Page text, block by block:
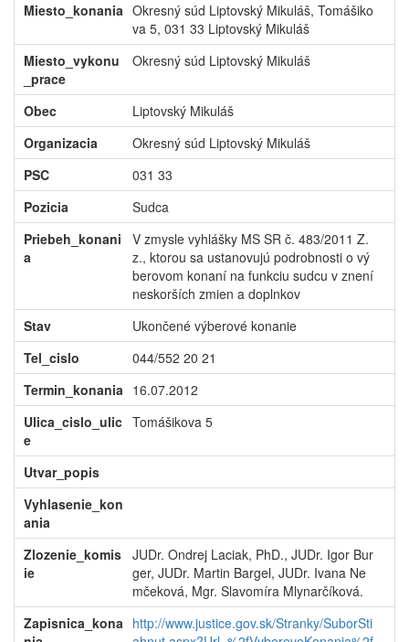
Miesto_konania Okresný súd Liptovský Mikuláš, Tomášiko
va 5, 031 33 Liptovský Mikuláš
Miesto_vykonu
_prace
Okresný súd Liptovský Mikuláš
Obec
Liptovský Mikuláš
Organizacia
Okresný súd Liptovský Mikuláš
PSC
031 33
Pozicia
Sudca
Priebeh_konani
a
V zmysle vyhlášky MS SR č. 483/2011 Z.
z., ktorou sa ustanovujú podrobnosti o vý
berovom konaní na funkciu sudcu v znení
neskorších zmien a doplnkov
Stav
Ukončené výberové konanie
Tel_cislo
044/552 20 21
Termin_konania 16.07.2012
Ulica_cislo_ulic
e
Tomášikova 5
Utvar_popis
Vyhlasenie_kon
ania
Zlozenie_komis
ie
JUDr. Ondrej Laciak, PhD., JUDr. Igor Bur
ger, JUDr. Martin Bargel, JUDr. Ivana Ne
mčeková, Mgr. Slavomíra Mlynarčíková.
Zapisnica_kona http://www.justice.gov.sk/Stranky/SuborSti